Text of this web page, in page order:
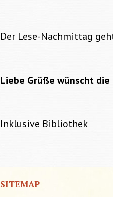
Der Lese-Nachmittag
Liebe Grüße wünscht die
Inklusive Bibliothek
SITEMAP